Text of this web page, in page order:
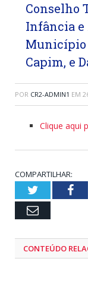
Conselho
Infância e
Município
Capim, e
POR CR2-ADMIN1 EM
Clique aqui
COMPARTILHAR:
Twitter
Email
CONTEÚDO